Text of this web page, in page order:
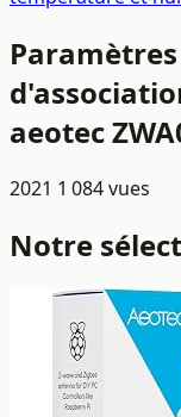
aeotec
2021 1 084 vues
Notre